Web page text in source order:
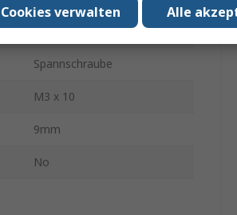
24mm
Spannschraube
M3 x 10
9mm
No
Alle
Cookies verwalten